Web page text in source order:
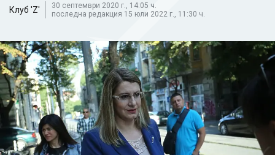
Клуб 'Z'
30 септември 2020 г., 14:05 ч.
последна редакция 15 юли 2022 г., 11:30 ч.